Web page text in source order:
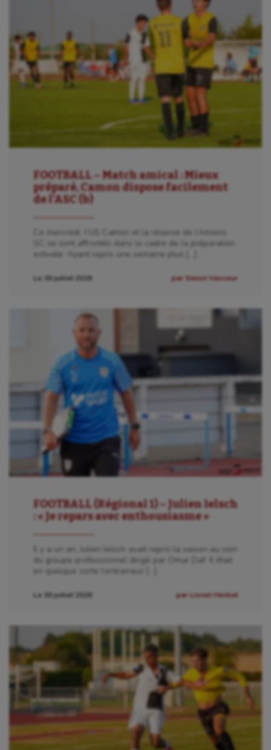
FOOTBALL – Match amical : Mieux
préparé, Camon dispose facilement
de l’ASC (b)
Ce mercredi, l’US Camon et la réserve de l’Amiens
SC se sont affrontés dans le cadre de la préparation
estivale. Ayant repris une semaine plus […]
Le 30 juillet 2026 par Simon Vasseur
FOOTBALL (Régional 1) – Julien Ielsch
: « Je repars avec enthousiasme »
Il y a un an, Julien Ielsch avait repris la saison au sein
du groupe professionnel dirigé par Omar Daf. Il était
en quelque sorte l’entraineur […]
Le 30 juillet 2026 par Lionel Herbet